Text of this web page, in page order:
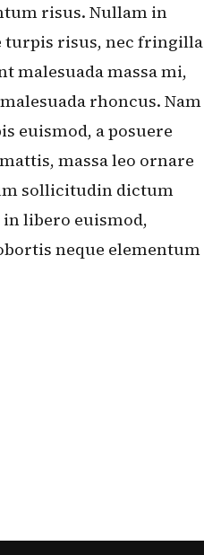
risus. Nullam in
turpis risus, nec fringilla
malesuada massa mi,
rhoncus. Nam
euismod, a posuere
massa leo ornare
sollicitudin dictum
in libero euismod,
neque elementum